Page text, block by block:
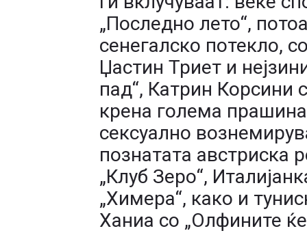
„Последно лето“,
сенегалско потекло,
Џастин Триет и
пад“, Катрин Корсини
крена голема
сексуално
познатата австриска
„Клуб Зеро“,
„Химера“, како и
Ханиа со „Олфините